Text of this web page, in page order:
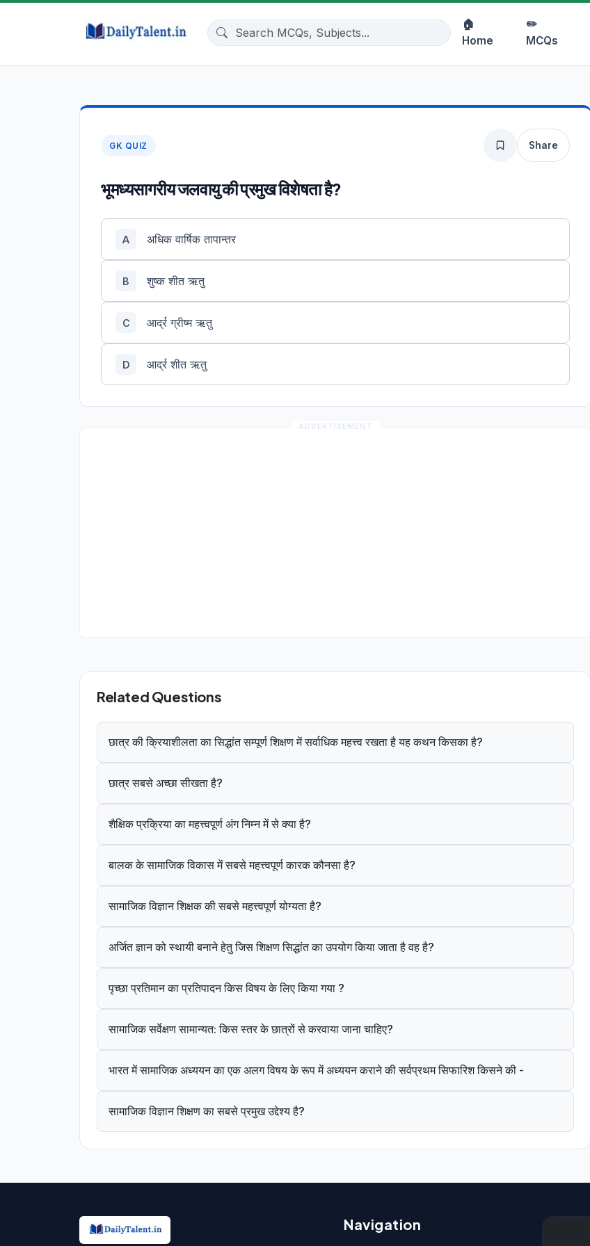
🏠
Home
✏️
MCQs
GK QUIZ Share
भूमध्यसागरीय जलवायु की प्रमुख विशेषता है?
A अधिक वार्षिक तापान्तर
B शुष्क शीत ऋतु
C आर्द्र ग्रीष्म ऋतु
D आर्द्र शीत ऋतु
Related Questions
छात्र की क्रियाशीलता का सिद्धांत सम्पूर्ण शिक्षण में सर्वाधिक महत्त्व रखता है यह कथन किसका है?
छात्र सबसे अच्छा सीखता है?
शैक्षिक प्रक्रिया का महत्त्वपूर्ण अंग निम्न में से क्या है?
बालक के सामाजिक विकास में सबसे महत्त्वपूर्ण कारक कौनसा है?
सामाजिक विज्ञान शिक्षक की सबसे महत्त्वपूर्ण योग्यता है?
अर्जित ज्ञान को स्थायी बनाने हेतु जिस शिक्षण सिद्धांत का उपयोग किया जाता है वह है?
पृच्छा प्रतिमान का प्रतिपादन किस विषय के लिए किया गया ?
सामाजिक सर्वेक्षण सामान्यत: किस स्तर के छात्रों से करवाया जाना चाहिए?
भारत में सामाजिक अध्ययन का एक अलग विषय के रूप में अध्ययन कराने की सर्वप्रथम सिफारिश किसने की -
सामाजिक विज्ञान शिक्षण का सबसे प्रमुख उद्देश्य है?
Navigation